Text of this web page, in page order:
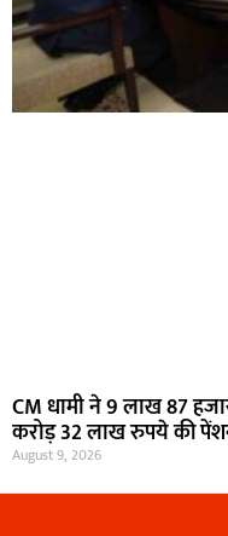
CM धामी ने 9 लाख 87
करोड़ 32 लाख रुपये की
August 9, 2026